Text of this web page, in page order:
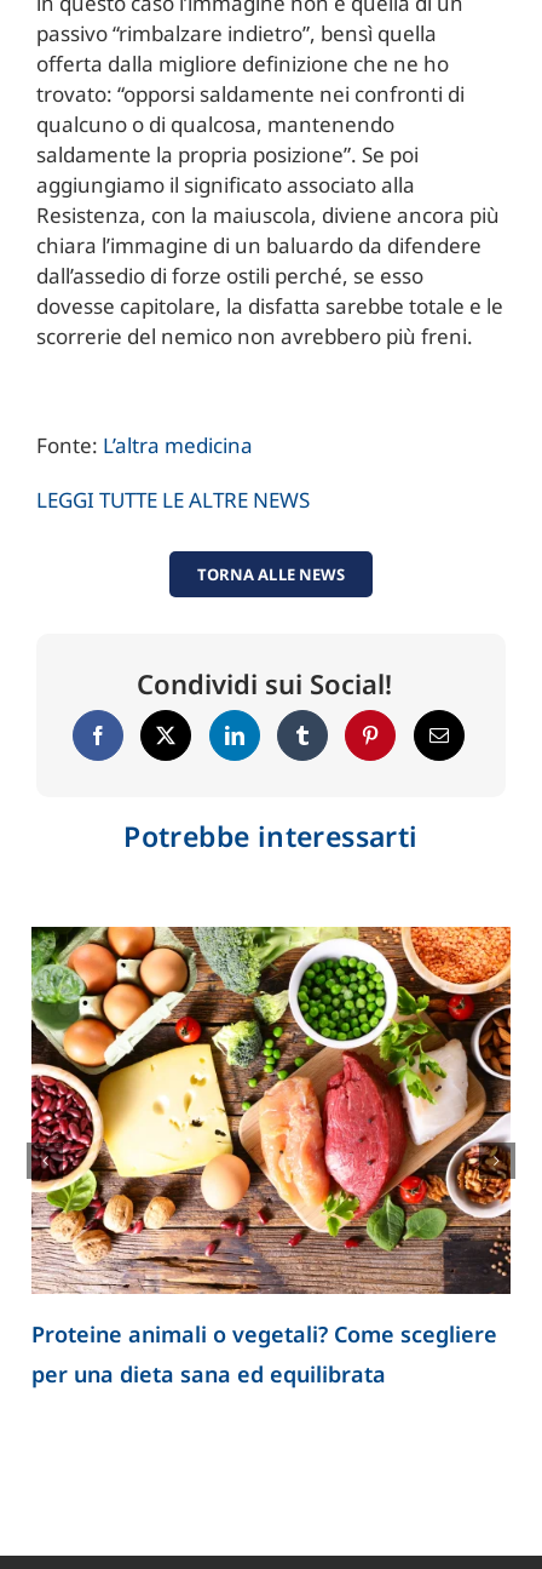
passivo “rimbalzare indietro”, bensì quella
offerta dalla migliore definizione che ne ho
trovato: “opporsi saldamente nei confronti di
qualcuno o di qualcosa, mantenendo
saldamente la propria posizione”. Se poi
aggiungiamo il significato associato alla
Resistenza, con la maiuscola, diviene ancora più
chiara l’immagine di un baluardo da difendere
dall’assedio di forze ostili perché, se esso
dovesse capitolare, la disfatta sarebbe totale e le
scorrerie del nemico non avrebbero più freni.
Fonte: L’altra medicina
LEGGI TUTTE LE ALTRE NEWS
TORNA ALLE NEWS
Condividi sui Social!
Potrebbe interessarti
Proteine animali o vegetali? Come scegliere
per una dieta sana ed equilibrata